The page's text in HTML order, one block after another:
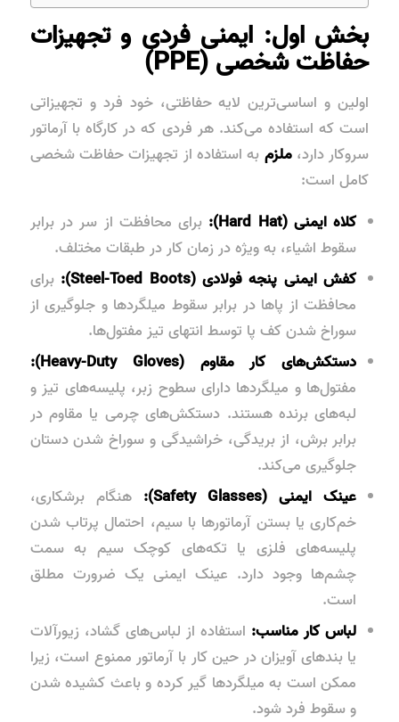
بخش اول: ایمنی فردی و تجهیزات
حفاظت شخصی (PPE)
اولین و اساسی‌ترین لایه حفاظتی، خود فرد و تجهیزاتی
است که استفاده می‌کند. هر فردی که در کارگاه با آرماتور
سروکار دارد،ملزم به استفاده از تجهیزات حفاظت شخصی
کامل است:
کلاه ایمنی (Hard Hat):
برای محافظت از سر در برابر
سقوط اشیاء، به ویژه در زمان کار در طبقات مختلف.
کفش ایمنی پنجه فولادی (Steel-Toed Boots):
برای
محافظت از پاها در برابر سقوط میلگردها و جلوگیری از
سوراخ شدن کف پا توسط انتهای تیز مفتول‌ها.
دستکش‌های کار مقاوم (Heavy-Duty Gloves):
مفتول‌ها و میلگردها دارای سطوح زبر، پلیسه‌های تیز و
لبه‌های برنده هستند. دستکش‌های چرمی یا مقاوم در
برابر برش، از بریدگی، خراشیدگی و سوراخ شدن دستان
جلوگیری می‌کند.
عینک ایمنی (Safety Glasses):
هنگام برشکاری،
خم‌کاری یا بستن آرماتورها با سیم، احتمال پرتاب شدن
پلیسه‌های فلزی یا تکه‌های کوچک سیم به سمت
چشم‌ها وجود دارد. عینک ایمنی یک ضرورت مطلق
است.
لباس کار مناسب: استفاده از لباس‌های گشاد، زیورآلات
یا بندهای آویزان در حین کار با آرماتور ممنوع است، زیرا
ممکن است به میلگردها گیر کرده و باعث کشیده شدن
و سقوط فرد شود.